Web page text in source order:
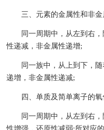
三、元素的金属性和非金
同一周期中，从左到右，
性递减，非金属性递增;
同一族中，从上到下，随
递增，非金属性递减;
四、单质及简单离子的氧
同一周期中，从左到右，